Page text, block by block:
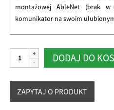
montażowej AbleNet (brak w
komunikator na swoim
ilość
iTalk
DODAJ DO